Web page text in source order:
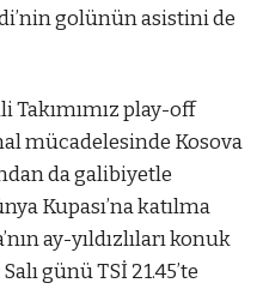
golünün asistini de
Takımımız play-off
mücadelesinde Kosova
da galibiyetle
Kupası’na katılma
ay-yıldızlıları konuk
günü TSİ 21.45’te